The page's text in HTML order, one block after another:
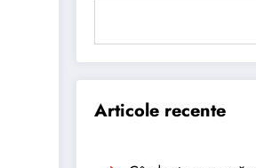
Articole recente